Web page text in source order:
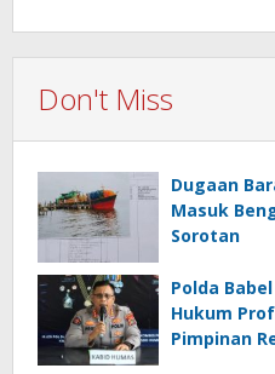
Don't Miss
Dugaan
Masuk
Sorotan
Polda
Hukum
Pimpinan